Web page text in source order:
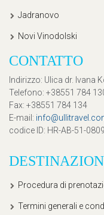
Jadranovo
Novi Vinodolski
CONTATTO
Indirizzo: Ulica dr. Ivana
Telefono: +38551 784
Fax: +38551 784 134
E-mail :
codice ID: HR-AB-51-
Procedura di
Termini generali e